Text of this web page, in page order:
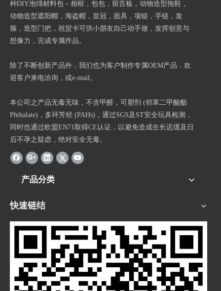
种DIY泡绵材料包－相框，包包，留言板，动物造型拖鞋，
动物造型遮阳帽，海盗帽，皇冠，面具，项链，手链，发
箍，造型门把，祝贺卡可供小朋友自己动手做，发挥创意与
想像力，完成专属作品。
除了不断创新产品外，我们也为客户制作专属OEM产品．欢
迎客户来电洽询，或e-mail。
本公司之产品无毒无味，不含甲醛，可塑剂 (邻苯二甲酸酯
Phthalate)，多环芳烃 (PAHs)，通过SGS及ST安全玩具检测，
同时也通过欧盟EN71取得CE认证，以避免造成生长迟缓及日
后不孕之疑虑，绝对安全无毒。
产品分类
快速链结